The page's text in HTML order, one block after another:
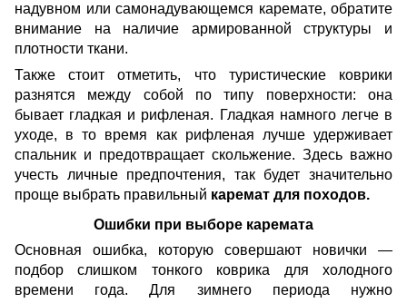
надувном или самонадувающемся каремате, обратите
внимание на наличие армированной структуры и
плотности ткани.
Также стоит отметить, что туристические коврики
разнятся между собой по типу поверхности: она
бывает гладкая и рифленая. Гладкая намного легче в
уходе, в то время как рифленая лучше удерживает
спальник и предотвращает скольжение. Здесь важно
учесть личные предпочтения, так будет значительно
проще выбрать правильный каремат для походов.
Ошибки при выборе каремата
Основная ошибка, которую совершают новички —
подбор слишком тонкого коврика для холодного
времени года. Для зимнего периода нужно